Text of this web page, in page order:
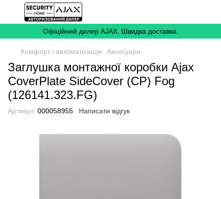
Офіційний дилер AJAX. Швидка доставка.
Комфорт і автоматизація Аксесуари
Заглушка монтажної коробки Ajax
CoverPlate SideCover (CP) Fog
(126141.323.FG)
Артикул: 000058955 Написати відгук